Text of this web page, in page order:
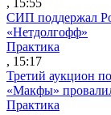
СИП поддержал
«Нетдолгофф»
Практика
, 15:17
Третий аукцион
«Макфы»
Практика